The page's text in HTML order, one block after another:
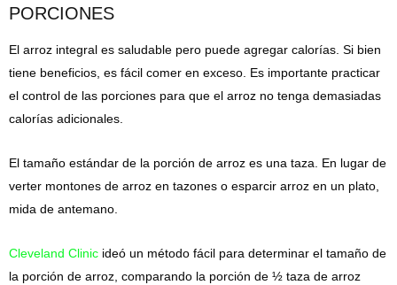
PORCIONES
El arroz integral es saludable pero puede agregar calorías. Si bien
tiene beneficios, es fácil comer en exceso. Es importante practicar
el control de las porciones para que el arroz no tenga demasiadas
calorías adicionales.
El tamaño estándar de la porción de arroz es una taza. En lugar de
verter montones de arroz en tazones o esparcir arroz en un plato,
mida de antemano.
Cleveland Clinic ideó un método fácil para determinar el tamaño de
la porción de arroz, comparando la porción de ½ taza de arroz